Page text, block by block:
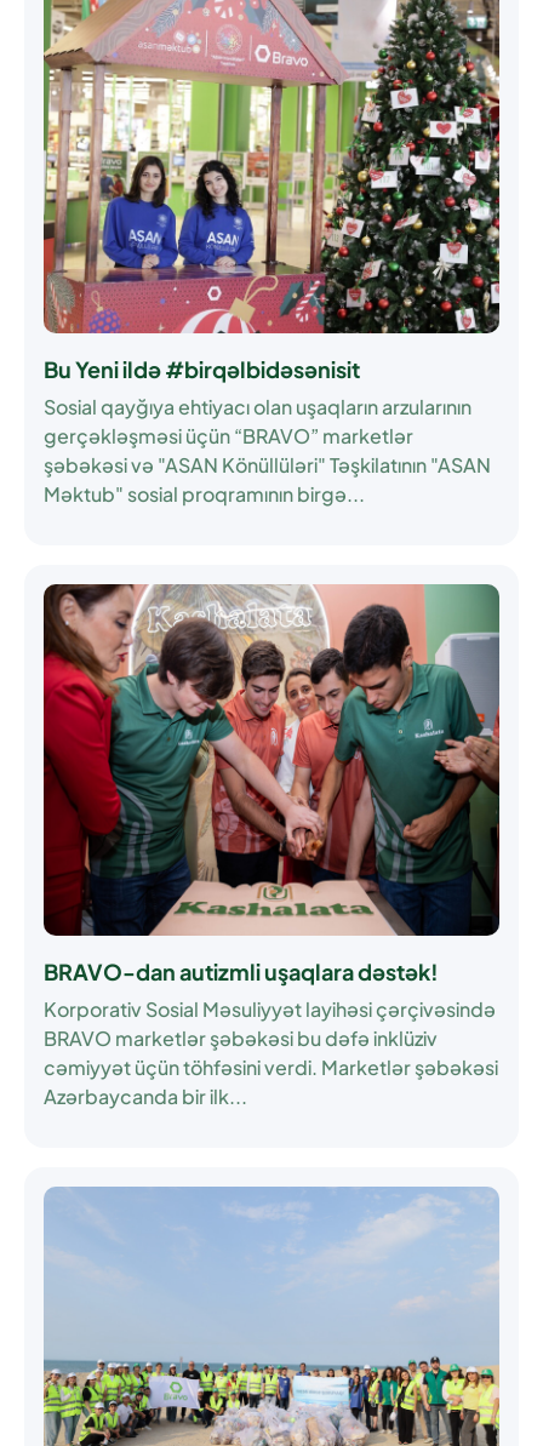
Bu Yeni ildə #birqəlbidəsənisit
Sosial qayğıya ehtiyacı olan uşaqların arzularının
gerçəkləşməsi üçün “BRAVO” marketlər
şəbəkəsi və "ASAN Könüllüləri" Təşkilatının "ASAN
Məktub" sosial proqramının birgə...
BRAVO-dan autizmli uşaqlara dəstək!
Korporativ Sosial Məsuliyyət layihəsi çərçivəsində
BRAVO marketlər şəbəkəsi bu dəfə inklüziv
cəmiyyət üçün töhfəsini verdi. Marketlər şəbəkəsi
Azərbaycanda bir ilk...